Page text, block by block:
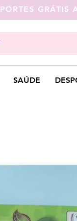
SAÚDE
PORTES GRÁTIS